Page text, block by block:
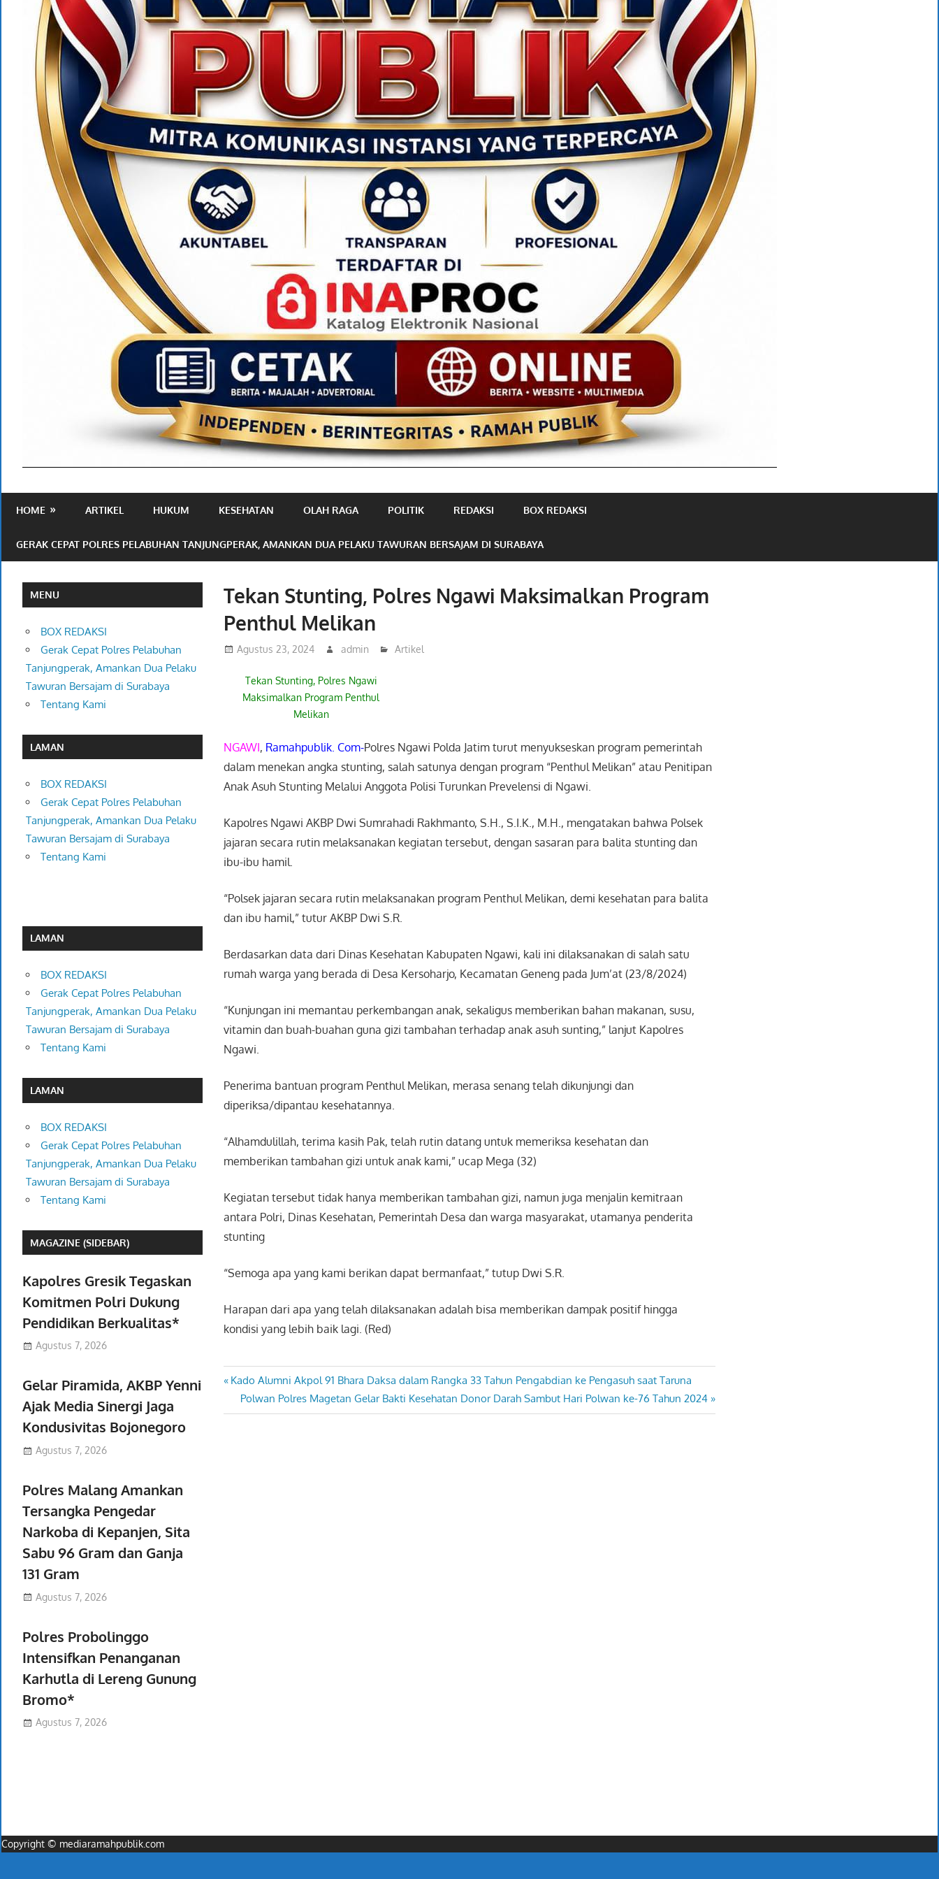
Publik
HOME ARTIKEL HUKUM KESEHATAN OLAH RAGA POLITIK REDAKSI BOX REDAKSI
GERAK CEPAT POLRES PELABUHAN TANJUNGPERAK, AMANKAN DUA PELAKU TAWURAN BERSAJAM DI SURABAYA
Tekan Stunting, Polres Ngawi Maksimalkan Program
Penthul Melikan
Agustus 23, 2024 admin Artikel
Tekan Stunting, Polres Ngawi
Maksimalkan Program Penthul
Melikan
NGAWI, Ramahpublik. Com-Polres Ngawi Polda Jatim turut menyukseskan program pemerintah
dalam menekan angka stunting, salah satunya dengan program “Penthul Melikan” atau Penitipan
Anak Asuh Stunting Melalui Anggota Polisi Turunkan Prevelensi di Ngawi.
Kapolres Ngawi AKBP Dwi Sumrahadi Rakhmanto, S.H., S.I.K., M.H., mengatakan bahwa Polsek
jajaran secara rutin melaksanakan kegiatan tersebut, dengan sasaran para balita stunting dan
ibu-ibu hamil.
“Polsek jajaran secara rutin melaksanakan program Penthul Melikan, demi kesehatan para balita
dan ibu hamil,” tutur AKBP Dwi S.R.
Berdasarkan data dari Dinas Kesehatan Kabupaten Ngawi, kali ini dilaksanakan di salah satu
rumah warga yang berada di Desa Kersoharjo, Kecamatan Geneng pada Jum’at (23/8/2024)
“Kunjungan ini memantau perkembangan anak, sekaligus memberikan bahan makanan, susu,
vitamin dan buah-buahan guna gizi tambahan terhadap anak asuh sunting,” lanjut Kapolres
Ngawi.
Penerima bantuan program Penthul Melikan, merasa senang telah dikunjungi dan
diperiksa/dipantau kesehatannya.
“Alhamdulillah, terima kasih Pak, telah rutin datang untuk memeriksa kesehatan dan
memberikan tambahan gizi untuk anak kami,” ucap Mega (32)
Kegiatan tersebut tidak hanya memberikan tambahan gizi, namun juga menjalin kemitraan
antara Polri, Dinas Kesehatan, Pemerintah Desa dan warga masyarakat, utamanya penderita
stunting
“Semoga apa yang kami berikan dapat bermanfaat,” tutup Dwi S.R.
Harapan dari apa yang telah dilaksanakan adalah bisa memberikan dampak positif hingga
kondisi yang lebih baik lagi. (Red)
Navigasi
pos
Previous
Post:
Kado Alumni Akpol 91 Bhara Daksa dalam Rangka 33 Tahun Pengabdian ke Pengasuh saat Taruna
Next
Post:
Polwan Polres Magetan Gelar Bakti Kesehatan Donor Darah Sambut Hari Polwan ke-76 Tahun 2024
MENU
BOX REDAKSI
Gerak Cepat Polres Pelabuhan
Tanjungperak, Amankan Dua Pelaku
Tawuran Bersajam di Surabaya
Tentang Kami
LAMAN
BOX REDAKSI
Gerak Cepat Polres Pelabuhan
Tanjungperak, Amankan Dua Pelaku
Tawuran Bersajam di Surabaya
Tentang Kami
LAMAN
BOX REDAKSI
Gerak Cepat Polres Pelabuhan
Tanjungperak, Amankan Dua Pelaku
Tawuran Bersajam di Surabaya
Tentang Kami
LAMAN
BOX REDAKSI
Gerak Cepat Polres Pelabuhan
Tanjungperak, Amankan Dua Pelaku
Tawuran Bersajam di Surabaya
Tentang Kami
MAGAZINE (SIDEBAR)
Kapolres Gresik Tegaskan
Komitmen Polri Dukung
Pendidikan Berkualitas*
Agustus 7, 2026
Gelar Piramida, AKBP Yenni
Ajak Media Sinergi Jaga
Kondusivitas Bojonegoro
Agustus 7, 2026
Polres Malang Amankan
Tersangka Pengedar
Narkoba di Kepanjen, Sita
Sabu 96 Gram dan Ganja
131 Gram
Agustus 7, 2026
Polres Probolinggo
Intensifkan Penanganan
Karhutla di Lereng Gunung
Bromo*
Agustus 7, 2026
Copyright © mediaramahpublik.com